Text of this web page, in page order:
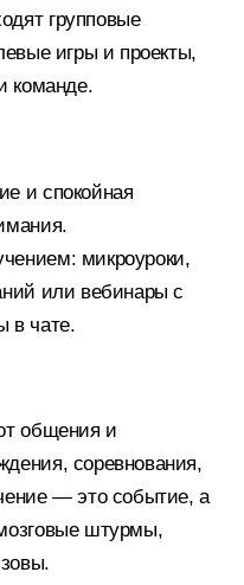
групповые
игры и проекты,
команде.
и спокойная
микроуроки,
или вебинары с
в чате.
общения и
соревнования,
— это событие, а
штурмы,